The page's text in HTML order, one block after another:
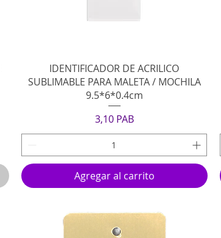
Vista rápida
IDENTIFICADOR DE ACRILICO
SUBLIMABLE PARA MALETA / MOCHILA
9.5*6*0.4cm
Precio
3,10 PAB
Agregar al carrito